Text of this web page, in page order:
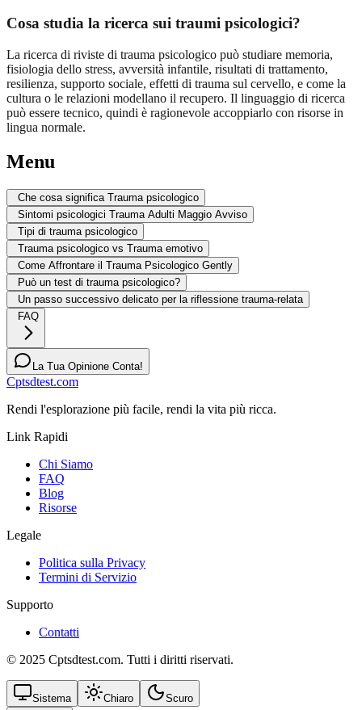
Cosa studia la ricerca sui traumi psicologici?
La ricerca di riviste di trauma psicologico può studiare memoria,
fisiologia dello stress, avversità infantile, risultati di trattamento,
resilienza, supporto sociale, effetti di trauma sul cervello, e come la
cultura o le relazioni modellano il recupero. Il linguaggio di ricerca
può essere tecnico, quindi è ragionevole accoppiarlo con risorse in
lingua normale.
Menu
Che cosa significa Trauma psicologico
Sintomi psicologici Trauma Adulti Maggio Avviso
Tipi di trauma psicologico
Trauma psicologico vs Trauma emotivo
Come Affrontare il Trauma Psicologico Gently
Può un test di trauma psicologico?
Un passo successivo delicato per la riflessione trauma-relata
FAQ
La Tua Opinione Conta!
Cptsdtest.com
Rendi l'esplorazione più facile, rendi la vita più ricca.
Link Rapidi
Chi Siamo
FAQ
Blog
Risorse
Legale
Politica sulla Privacy
Termini di Servizio
Supporto
Contatti
© 2025 Cptsdtest.com. Tutti i diritti riservati.
Sistema Chiaro Scuro